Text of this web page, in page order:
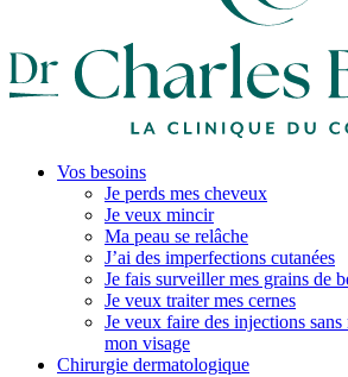
Vos besoins
Je perds mes cheveux
Je veux mincir
Ma peau se relâche
J’ai des imperfections cutanées
Je fais surveiller mes grains de
Je veux traiter mes cernes
Je veux faire des injections
mon visage
Chirurgie dermatologique